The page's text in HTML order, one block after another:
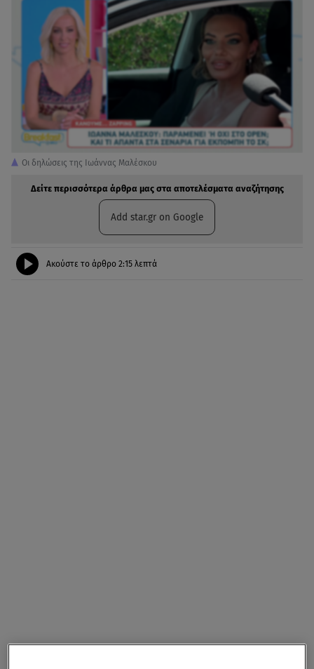
Οι δηλώσεις της Ιωάννας Μαλέσκου
Δείτε περισσότερα άρθρα μας στα αποτελέσματα αναζήτησης
Add star.gr on Google
Ακούστε το άρθρο 2:15 λεπτά